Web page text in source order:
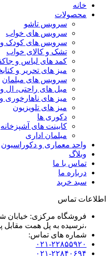
خانه
محصولات
سرویس تاشو
سرویس های خواب
سرویس های کودک و
تشک و کالای خواب
کمد های لباس و
میز های تحریر و
سرویس های مبلمان
مبل های راحتی،
میز های ناهارخوری
میز های تلویزیون
دکوری ها
کابینت های آشپزخانه
مبلمان اداری
واحد معماری و دکوراسیون
وبلاگ
تماس با ما
درباره ما
سبد خرید
اطلاعات تماس
فروشگاه مرکزی: خیابان
،نرسیده به پل همت مقابل
شماره های تماس:
۰۲۱-۲۲۸۵۵۹۲۰
۰۲۱-۲۲۸۴۰۶۹۴